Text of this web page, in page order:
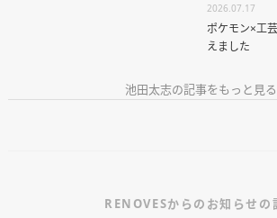
2026.07.17
ポケモン×工
えました
池田太志の記事をもっと見る
RENOVESからのお知らせの